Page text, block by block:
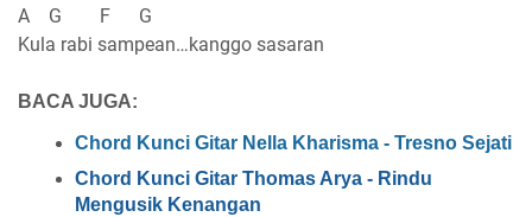
A G F G
Kula rabi sampean…kanggo sasaran
BACA JUGA:
Chord Kunci Gitar Nella Kharisma - Tresno Sejati
Chord Kunci Gitar Thomas Arya - Rindu
Mengusik Kenangan